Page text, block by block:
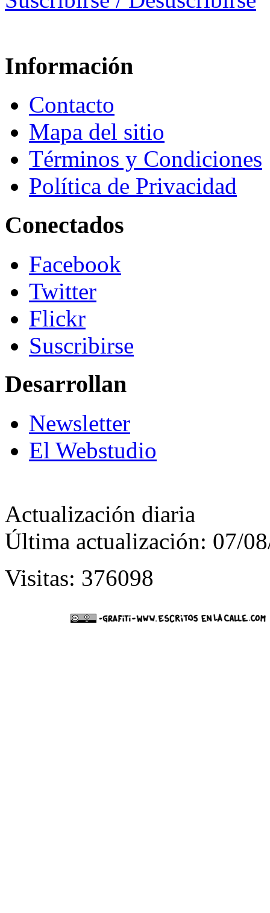
Información
Contacto
Mapa del sitio
Términos y Condiciones
Política de Privacidad
Conectados
Facebook
Twitter
Flickr
Suscribirse
Desarrollan
Newsletter
El Webstudio
Actualización diaria
Última actualización: 07/
Visitas: 376098